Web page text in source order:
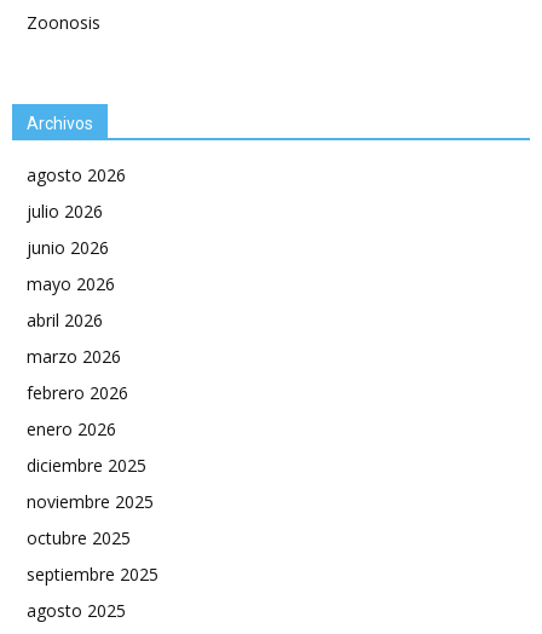
Zoonosis
Archivos
agosto 2026
julio 2026
junio 2026
mayo 2026
abril 2026
marzo 2026
febrero 2026
enero 2026
diciembre 2025
noviembre 2025
octubre 2025
septiembre 2025
agosto 2025